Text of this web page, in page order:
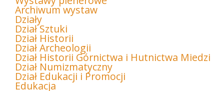
Archiwum wystaw
Działy
Dział Sztuki
Dział Historii
Dział Archeologii
Dział Historii Górnictwa i Hutnictwa Miedzi
Dział Numizmatyczny
Dział Edukacji i Promocji
Edukacja